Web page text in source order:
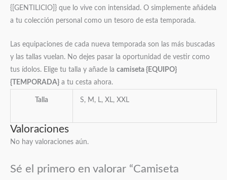
{[GENTILICIO]} que lo vive con intensidad. O simplemente añádela
a tu colección personal como un tesoro de esta temporada.
Las equipaciones de cada nueva temporada son las más buscadas
y las tallas vuelan. No dejes pasar la oportunidad de vestir como
tus ídolos. Elige tu talla y añade la camiseta {EQUIPO}
{TEMPORADA} a tu cesta ahora.
Talla S, M, L, XL, XXL
Valoraciones
No hay valoraciones aún.
Sé el primero en valorar “Camiseta